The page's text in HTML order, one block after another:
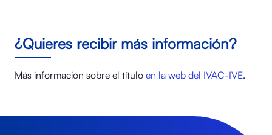
¿Quieres recibir más información?
Más información sobre el título en la web del IVAC-IVE.